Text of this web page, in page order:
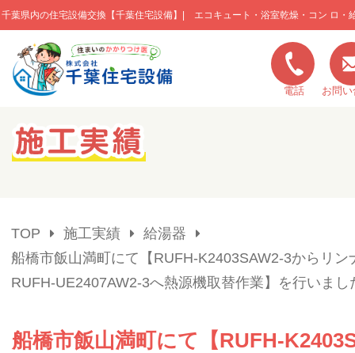
千葉県内の住宅設備交換【千葉住宅設備】| エコキュート・浴室乾燥・コン ロ・
このページの本文へ移動
電話 お問
キャンペーン一覧
TOP 施工実績
給湯器
船橋市飯山満町にて【RUFH-K2403SAW2-3からリン
RUFH-UE2407AW2-3へ熱源機取替作業】を行いまし
船橋市飯山満町にて【RUFH-